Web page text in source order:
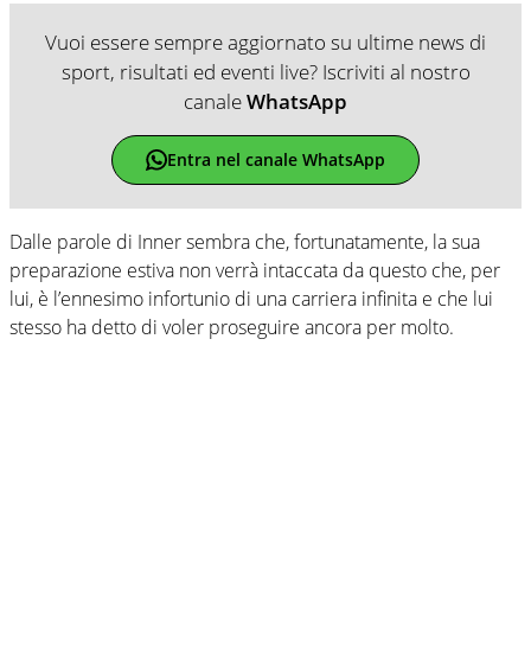
Vuoi essere sempre aggiornato su ultime news di
sport, risultati ed eventi live? Iscriviti al nostro
canaleWhatsApp
Entra nel canale WhatsApp
Dalle parole di Inner sembra che, fortunatamente, la sua
preparazione estiva non verrà intaccata da questo che, per
lui, è l’ennesimo infortunio di una carriera infinita e che lui
stesso ha detto di voler proseguire ancora per molto.